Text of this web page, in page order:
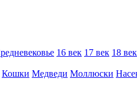
16 век 17 век 18 век
Кошки Медведи Моллюски